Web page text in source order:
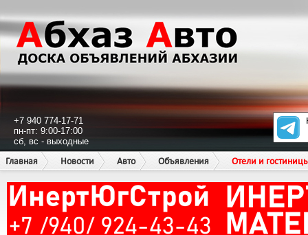
+7 940 774-17-71
пн-пт: 9:00-17:00
сб, вс - выходные
Главная
Новости Авто Объявления Отели и